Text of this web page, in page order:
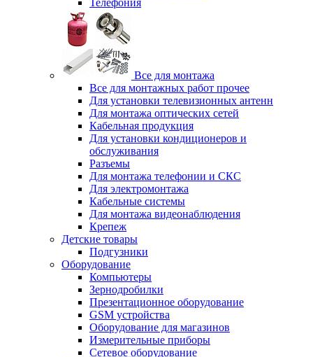
Телефония
Все для монтажа
Все для монтажных работ прочее
Для установки телевизионных антенн
Для монтажа оптических сетей
Кабельная продукция
Для установки кондиционеров и
обслуживания
Разъемы
Для монтажа телефонии и СКС
Для электромонтажа
Кабельные системы
Для монтажа видеонаблюдения
Крепеж
Детские товары
Подгузники
Оборудование
Компьютеры
Зернодробилки
Презентационное оборудование
GSM устройства
Оборудование для магазинов
Измерительные приборы
Сетевое оборудование